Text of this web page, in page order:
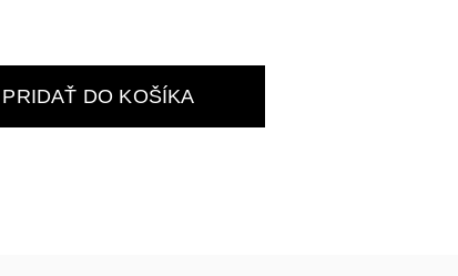
PRIDAŤ DO KOŠÍKA